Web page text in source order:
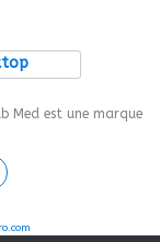
Med est une marque